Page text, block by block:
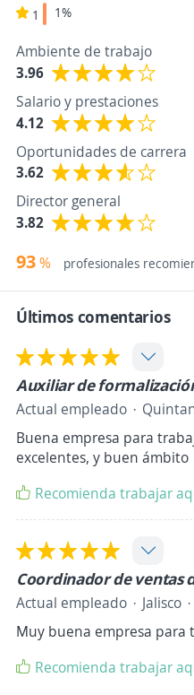
1
1%
Ambiente de trabajo
3.96
Salario y prestaciones
4.12
Oportunidades de carrera
3.62
Director general
3.82
93% profesionales
Últimos comentarios
Auxiliar de
Actual empleado
Buena empresa para
excelentes, y buen ámbito
Recomienda trabajar
Coordinador de ventas
Actual empleado Jalisco
Muy buena empresa para
Recomienda trabajar